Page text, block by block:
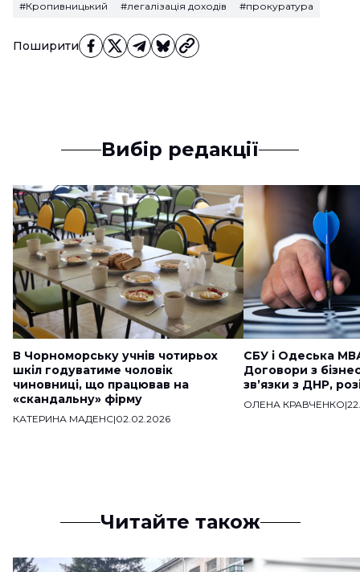
Поширити
#Кропивницький #легалізація доходів #прокуратура
Вибір редакції
В Чорноморську учнів чотирьох
шкіл годуватиме чоловік
чиновниці, що працював на
«скандальну» фірму
КАТЕРИНА МАДЕНС|02.02.2026
СБУ і Одеська
Договори з
звʼязки з ДНР,
ОЛЕНА КРАВЧЕНКО|
Читайте також